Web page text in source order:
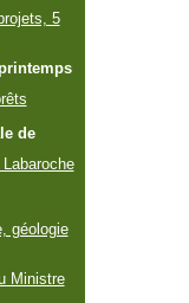
5
de
géologie
Ministre